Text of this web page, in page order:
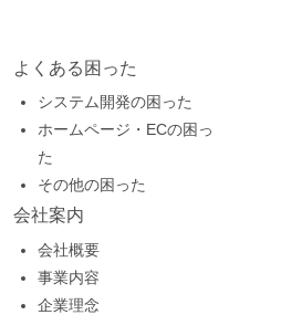
です。GarticPhoneは
会員登録不要でだれで
も楽しめるお絵描き伝
言ゲームです！ 一巡し
たあと、結果を見る事
ができます（ダウンロ
ードも可）。各チー
ャンルはなんでしょ
う。 1、少年漫画 2、
少女漫画（○） 3、料理
のレシピ本 4、小説 大
学在学中、マレーシア
へ1年留学していまし
たが、その間にHさん
よくある困った
システム開発の困った
ホームページ・ECの困っ
た
その他の困った
会社案内
会社概要
事業内容
企業理念